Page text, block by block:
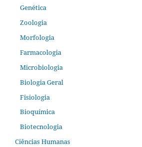
Genética
Zoologia
Morfologia
Farmacologia
Microbiologia
Biologia Geral
Fisiologia
Bioquímica
Biotecnologia
Ciências Humanas